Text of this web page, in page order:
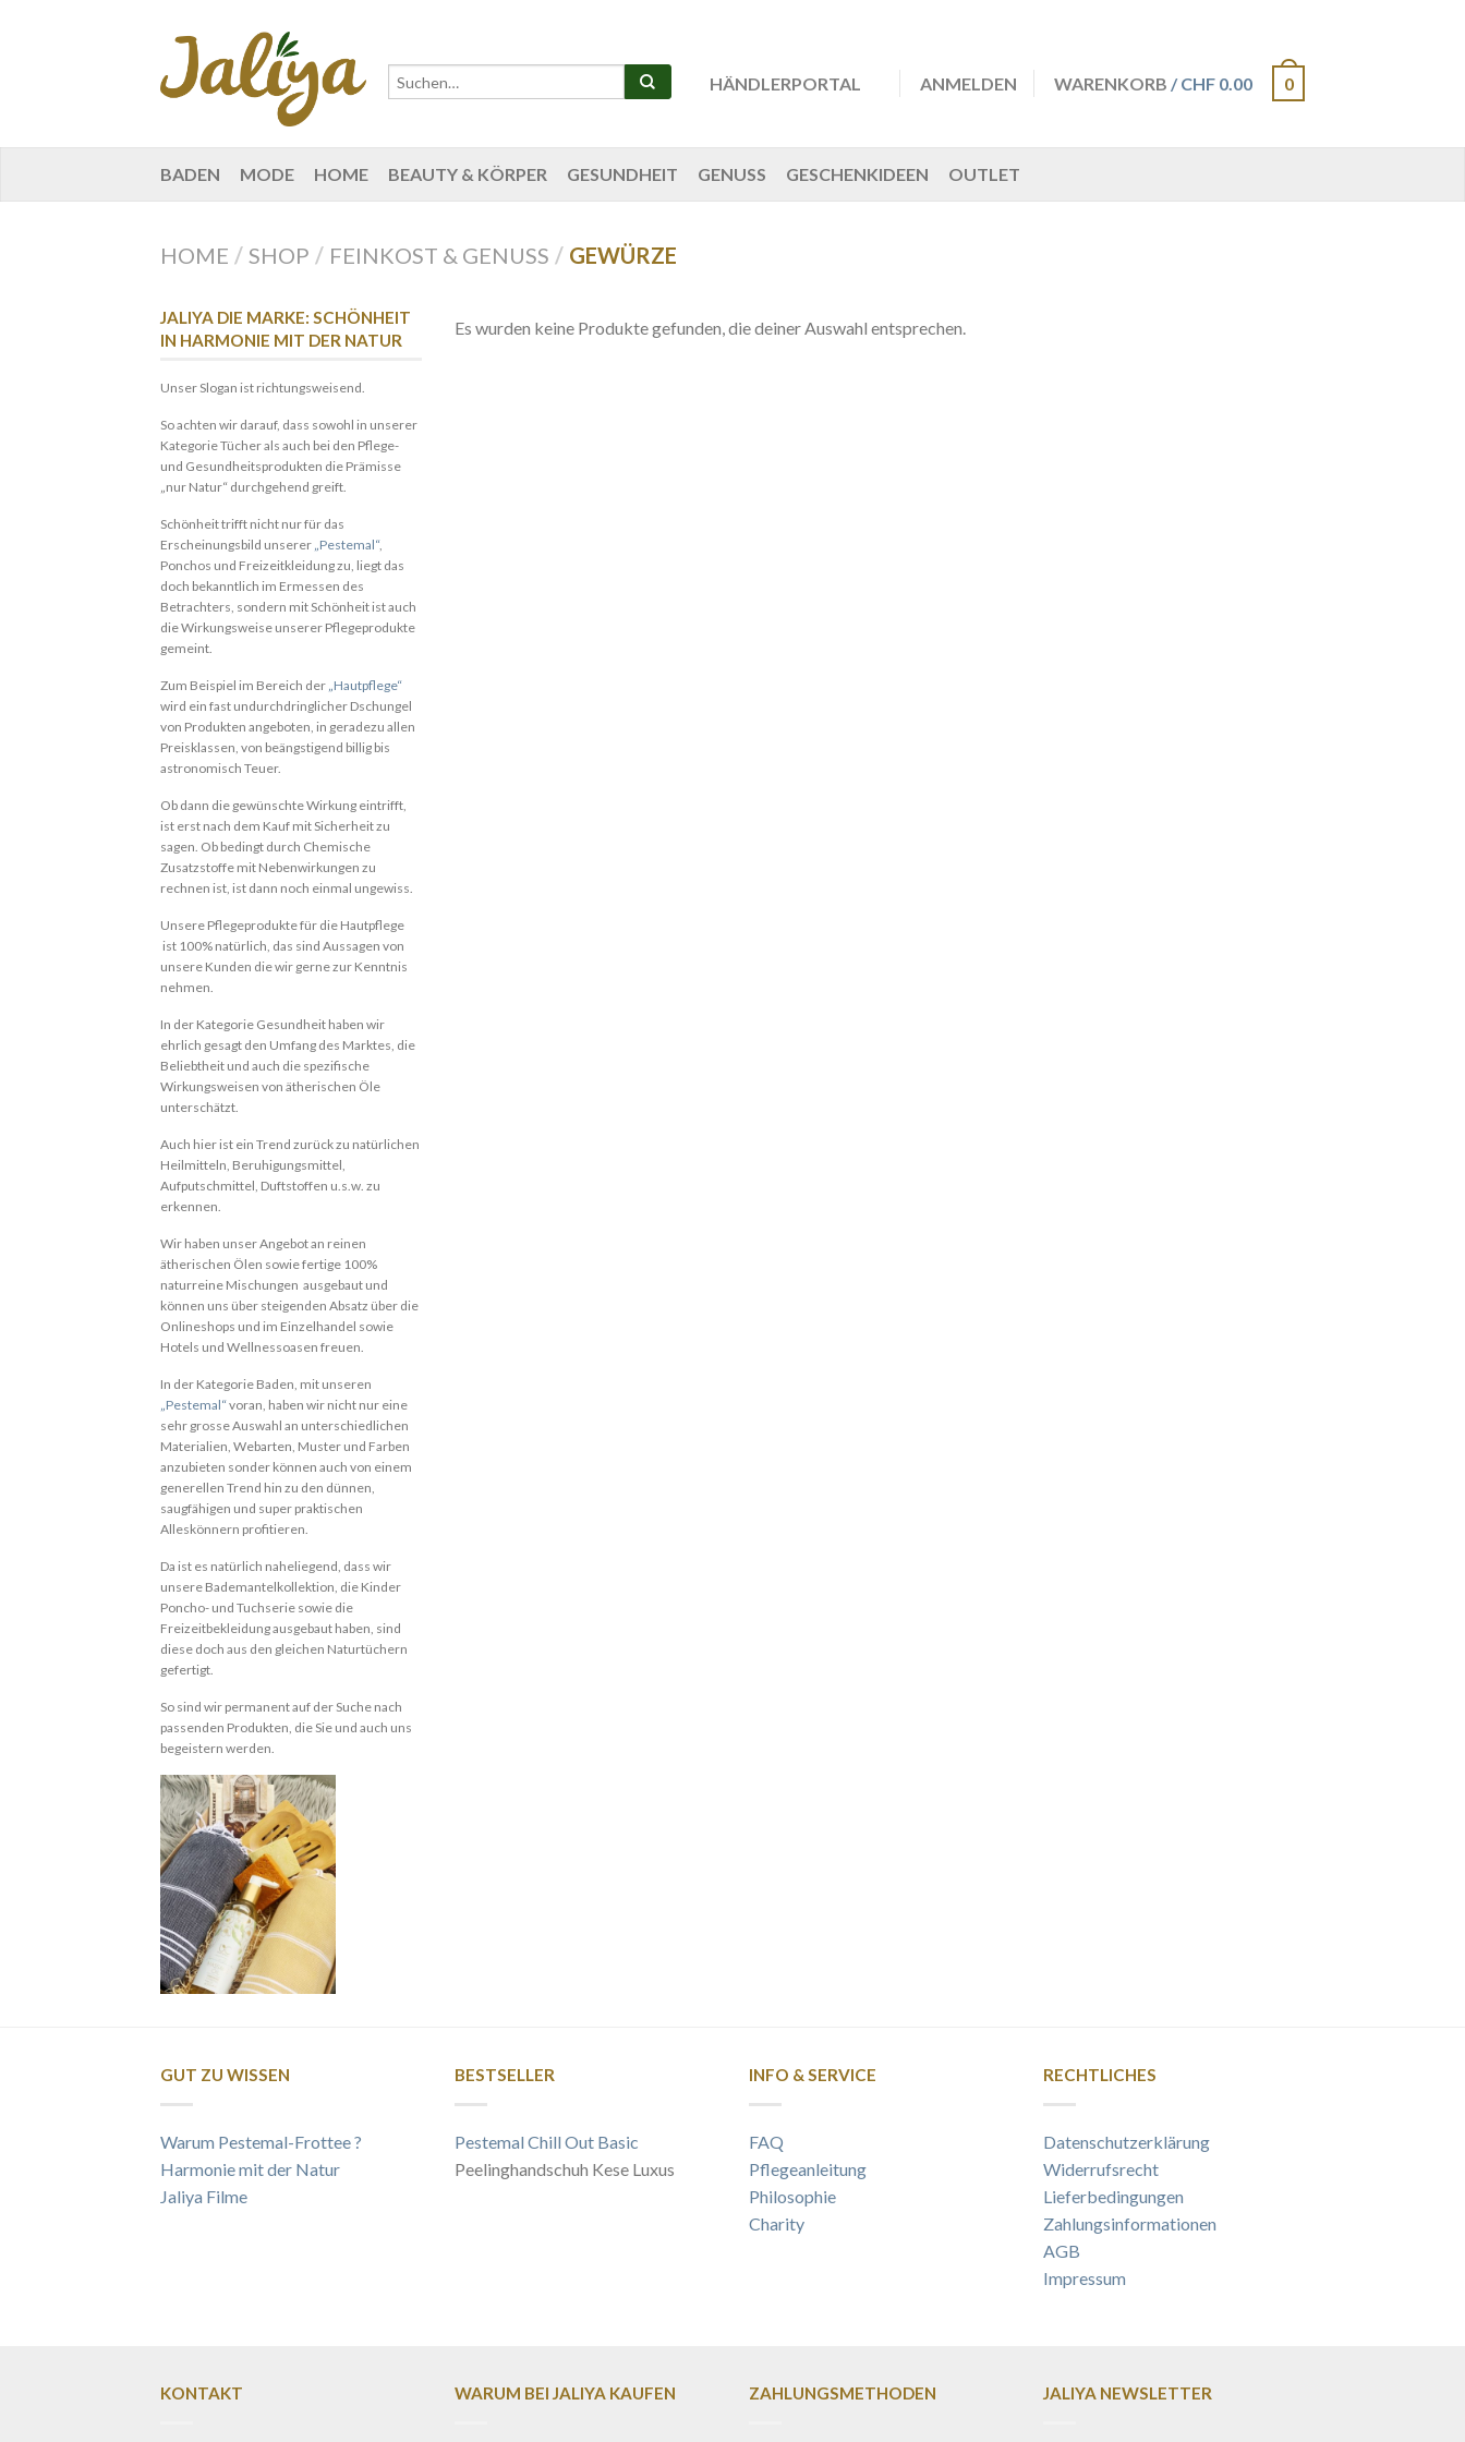
HÄNDLERPORTAL ANMELDEN WARENKORB / CHF 0.00 0
BADEN MODE HOME BEAUTY & KÖRPER GESUNDHEIT GENUSS GESCHENKIDEEN OUTLET
HOME / SHOP / FEINKOST & GENUSS / GEWÜRZE
Es wurden keine Produkte gefunden, die deiner Auswahl entsprechen.
JALIYA DIE MARKE: SCHÖNHEIT
IN HARMONIE MIT DER NATUR
Unser Slogan ist richtungsweisend.
So achten wir darauf, dass sowohl in unserer
Kategorie Tücher als auch bei den Pflege-
und Gesundheitsprodukten die Prämisse
„nur Natur“ durchgehend greift.
Schönheit trifft nicht nur für das
Erscheinungsbild unserer „Pestemal“,
Ponchos und Freizeitkleidung zu, liegt das
doch bekanntlich im Ermessen des
Betrachters, sondern mit Schönheit ist auch
die Wirkungsweise unserer Pflegeprodukte
gemeint.
Zum Beispiel im Bereich der „Hautpflege“
wird ein fast undurchdringlicher Dschungel
von Produkten angeboten, in geradezu allen
Preisklassen, von beängstigend billig bis
astronomisch Teuer.
Ob dann die gewünschte Wirkung eintrifft,
ist erst nach dem Kauf mit Sicherheit zu
sagen. Ob bedingt durch Chemische
Zusatzstoffe mit Nebenwirkungen zu
rechnen ist, ist dann noch einmal ungewiss.
Unsere Pflegeprodukte für die Hautpflege
ist 100% natürlich, das sind Aussagen von
unsere Kunden die wir gerne zur Kenntnis
nehmen.
In der Kategorie Gesundheit haben wir
ehrlich gesagt den Umfang des Marktes, die
Beliebtheit und auch die spezifische
Wirkungsweisen von ätherischen Öle
unterschätzt.
Auch hier ist ein Trend zurück zu natürlichen
Heilmitteln, Beruhigungsmittel,
Aufputschmittel, Duftstoffen u.s.w. zu
erkennen.
Wir haben unser Angebot an reinen
ätherischen Ölen sowie fertige 100%
naturreine Mischungen ausgebaut und
können uns über steigenden Absatz über die
Onlineshops und im Einzelhandel sowie
Hotels und Wellnessoasen freuen.
In der Kategorie Baden, mit unseren
„Pestemal“voran, haben wir nicht nur eine
sehr grosse Auswahl an unterschiedlichen
Materialien, Webarten, Muster und Farben
anzubieten sonder können auch von einem
generellen Trend hin zu den dünnen,
saugfähigen und super praktischen
Alleskönnern profitieren.
Da ist es natürlich naheliegend, dass wir
unsere Bademantelkollektion, die Kinder
Poncho- und Tuchserie sowie die
Freizeitbekleidung ausgebaut haben, sind
diese doch aus den gleichen Naturtüchern
gefertigt.
So sind wir permanent auf der Suche nach
passenden Produkten, die Sie und auch uns
begeistern werden.
GUT ZU WISSEN
Warum Pestemal-Frottee ?
Harmonie mit der Natur
Jaliya Filme
BESTSELLER
Pestemal Chill Out Basic
Peelinghandschuh Kese Luxus
INFO & SERVICE
FAQ
Pflegeanleitung
Philosophie
Charity
RECHTLICHES
Datenschutzerklärung
Widerrufsrecht
Lieferbedingungen
Zahlungsinformationen
AGB
Impressum
KONTAKT WARUM BEI JALIYA KAUFEN ZAHLUNGSMETHODEN JALIYA NEWSLETTER